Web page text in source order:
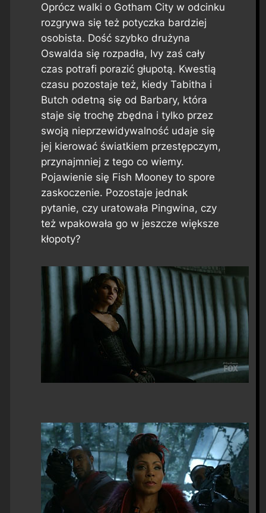
Oprócz walki o Gotham City w odcinku
rozgrywa się też potyczka bardziej
osobista. Dość szybko drużyna
Oswalda się rozpadła, Ivy zaś cały
czas potrafi porazić głupotą. Kwestią
czasu pozostaje też, kiedy Tabitha i
Butch odetną się od Barbary, która
staje się trochę zbędna i tylko przez
swoją nieprzewidywalność udaje się
jej kierować światkiem przestępczym,
przynajmniej z tego co wiemy.
Pojawienie się Fish Mooney to spore
zaskoczenie. Pozostaje jednak
pytanie, czy uratowała Pingwina, czy
też wpakowała go w jeszcze większe
kłopoty?